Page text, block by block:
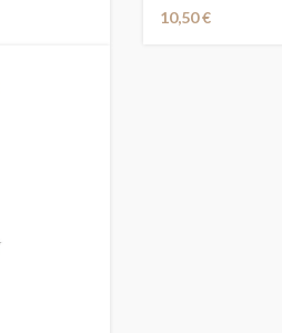
10,50€